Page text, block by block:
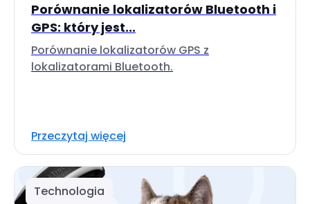
Porównanie lokalizatorów Bluetooth i
GPS: który jest...
Porównanie lokalizatorów GPS z
lokalizatorami Bluetooth.
Przeczytaj więcej
Technologia